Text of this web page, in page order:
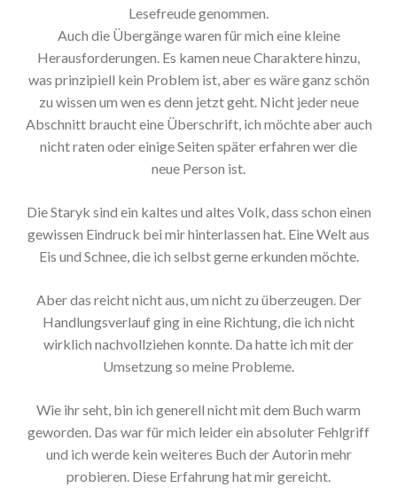
Lesefreude genommen.
Auch die Übergänge waren für mich eine kleine
Herausforderungen. Es kamen neue Charaktere hinzu,
was prinzipiell kein Problem ist, aber es wäre ganz schön
zu wissen um wen es denn jetzt geht. Nicht jeder neue
Abschnitt braucht eine Überschrift, ich möchte aber auch
nicht raten oder einige Seiten später erfahren wer die
neue Person ist.
Die Staryk sind ein kaltes und altes Volk, dass schon einen
gewissen Eindruck bei mir hinterlassen hat. Eine Welt aus
Eis und Schnee, die ich selbst gerne erkunden möchte.
Aber das reicht nicht aus, um nicht zu überzeugen. Der
Handlungsverlauf ging in eine Richtung, die ich nicht
wirklich nachvollziehen konnte. Da hatte ich mit der
Umsetzung so meine Probleme.
Wie ihr seht, bin ich generell nicht mit dem Buch warm
geworden. Das war für mich leider ein absoluter Fehlgriff
und ich werde kein weiteres Buch der Autorin mehr
probieren. Diese Erfahrung hat mir gereicht.